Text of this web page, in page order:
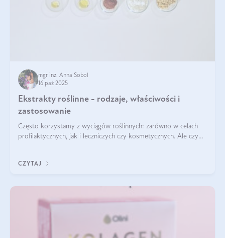
mgr inż. Anna Sobol
16 paź 2025
Ekstrakty roślinne - rodzaje, właściwości i
zastosowanie
Często korzystamy z wyciągów roślinnych: zarówno w celach
profilaktycznych, jak i leczniczych czy kosmetycznych. Ale czy
CZYTAJ